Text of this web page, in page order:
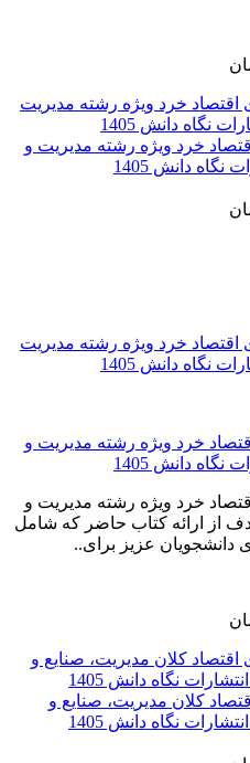
اقتصاد خرد ویژه رشته مدیریت و
دانش 1405
اقتصاد خرد ویژه رشته مدیریت و
دانش 1405
اقتصاد خرد ویژه رشته مدیریت و
از ارائه کتاب حاضر که شامل
اقتصاد کلان مدیریت، صنایع و
نگاه دانش 1405